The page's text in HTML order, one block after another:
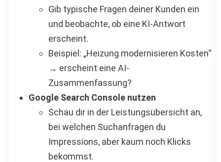
Gib typische Fragen deiner Kunden ein
und beobachte, ob eine KI-Antwort
erscheint.
Beispiel: „Heizung modernisieren Kosten“
→ erscheint eine AI-
Zusammenfassung?
Google Search Console nutzen
Schau dir in der Leistungsübersicht an,
bei welchen Suchanfragen du
Impressions, aber kaum noch Klicks
bekommst.